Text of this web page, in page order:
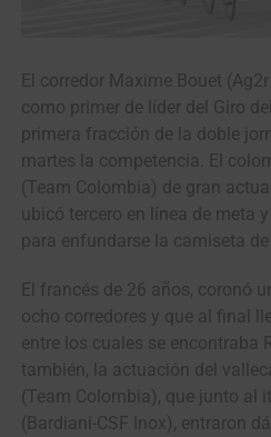
El corredor Maxime Bouet
como primer de líder del Giro
primera fracción de la doble
martes la competencia. El
(Team Colombia) de gran
ubicó tercero en línea de meta
para enfundarse la camiseta
El francés de 26 años, coronó
ocho corredores y que al final
entre los cuales se encontraba
también, la actuación del
(Team Colombia), que junto al
(Bardiani-CSF Inox), entraron